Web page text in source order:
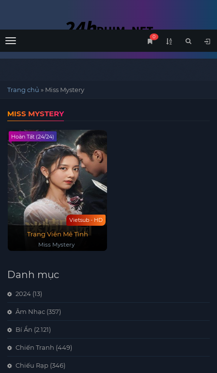
Menu
0
Trang chủ » Miss Mystery
MISS MYSTERY
Vietsub - HD
Hoàn Tất (24/24)
Trang Viên Mê Tình
Miss Mystery
Danh mục
2024 (13)
Âm Nhạc (357)
Bí Ẩn (2.121)
Chiến Tranh (449)
Chiếu Rạp (346)